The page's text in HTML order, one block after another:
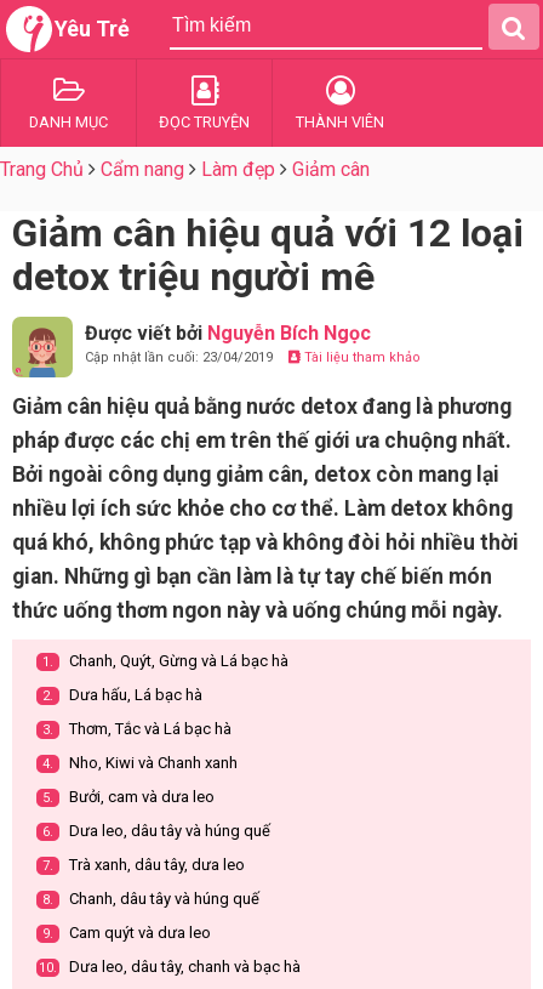
Yêu Trẻ
DANH MỤC ĐỌC TRUYỆN THÀNH VIÊN
Trang Chủ Cẩm nang Làm đẹp Giảm cân
Giảm cân hiệu quả với 12 loại
detox triệu người mê
Được viết bởi Nguyễn Bích Ngọc
Cập nhật lần cuối: 23/04/2019 Tài liệu tham khảo
Giảm cân hiệu quả bằng nước detox đang là phương
pháp được các chị em trên thế giới ưa chuộng nhất.
Bởi ngoài công dụng giảm cân, detox còn mang lại
nhiều lợi ích sức khỏe cho cơ thể. Làm detox không
quá khó, không phức tạp và không đòi hỏi nhiều thời
gian. Những gì bạn cần làm là tự tay chế biến món
thức uống thơm ngon này và uống chúng mỗi ngày.
1. Chanh, Quýt, Gừng và Lá bạc hà
2. Dưa hấu, Lá bạc hà
3. Thơm, Tắc và Lá bạc hà
4. Nho, Kiwi và Chanh xanh
5. Bưởi, cam và dưa leo
6. Dưa leo, dâu tây và húng quế
7. Trà xanh, dâu tây, dưa leo
8. Chanh, dâu tây và húng quế
9. Cam quýt và dưa leo
10. Dưa leo, dâu tây, chanh và bạc hà